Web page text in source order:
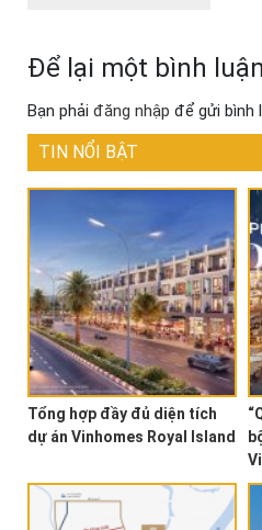
Để lại một bình luận
Bạn phải đăng nhập để gửi bình
TIN NỔI BẬT
Tổng hợp đầy đủ diện tích
dự án Vinhomes Royal Island